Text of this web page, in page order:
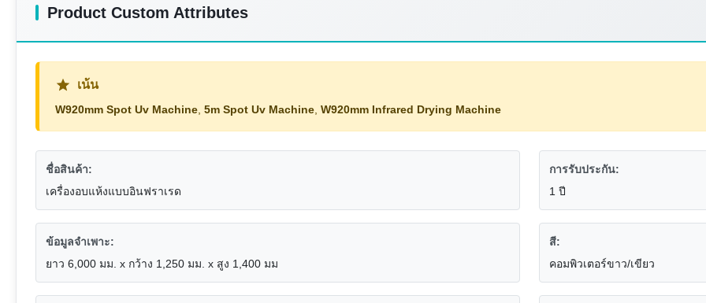
Product Custom Attributes
เน้น
W920mm Spot Uv Machine 5m Spot Uv Machine W920mm Infrared Drying Machine
ชื่อสินค้า:
เครื่องอบแห้งแบบอินฟราเรด
การรับประกัน:
1 ปี
ข้อมูลจำเพาะ:
ยาว 6,000 มม. x กว้าง 1,250 มม. x สูง 1,400 มม
สี:
คอมพิวเตอร์ขาว/เขียว